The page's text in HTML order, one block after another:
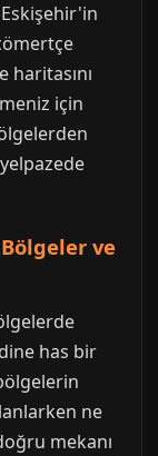
haritasını
için
ve
has bir
ne
mekanı